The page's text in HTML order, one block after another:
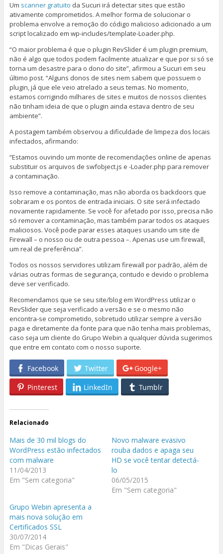
Um scanner gratuito da Sucuri irá detectar sites que estão
ativamente comprometidos. A melhor forma de solucionar o
problema envolve a remoção do código malicioso adicionado a um
script localizado em wp-includes/template-Loader.php.
“O maior problema é que o plugin RevSlider é um plugin premium,
não é algo que todos podem facilmente atualizar e que por si só se
torna um desastre para o dono do site”, afirmou a Sucuri em seu
último post. “Alguns donos de sites nem sabem que possuem o
plugin, já que ele veio atrelado a seus temas. No momento,
estamos corrigindo milhares de sites e muitos de nossos clientes
não tinham ideia de que o plugin ainda estava dentro de seu
ambiente”.
A postagem também observou a dificuldade de limpeza dos locais
infectados, afirmando:
“Estamos ouvindo um monte de recomendações online de apenas
substituir os arquivos de swfobject.js e -Loader.php para remover
a contaminação.
Isso remove a contaminação, mas não aborda os backdoors que
sobraram e os pontos de entrada iniciais. O site será infectado
novamente rapidamente. Se você for afetado por isso, precisa não
só remover a contaminação, mas também parar todos os ataques
maliciosos. Você pode parar esses ataques usando um site de
Firewall – o nosso ou de outra pessoa –. Apenas use um firewall,
um real de preferência”.
Todos os nossos servidores utilizam firewall por padrão, além de
várias outras formas de segurança, contudo e devido o problema
deve ser verificado.
Recomendamos que se seu site/blog em WordPress utilizar o
RevSlider que seja verificado a versão e se o mesmo não
encontra-se comprometido, sobretudo utilizar sempre a versão
paga e diretamente da fonte para que não tenha mais problemas,
caso seja um cliente do Grupo Webin a qualquer dúvida sugerimos
que entre em contato com o nosso suporte.
Facebook Twitter
Google+
Pinterest
LinkedIn Tumblr
Relacionado
Mais de 30 mil blogs do
WordPress estão infectados
com malware
11/04/2013
Em "Sem categoria"
Novo malware evasivo
rouba dados e apaga seu
HD se você tentar detectá-
lo
06/05/2015
Em "Sem categoria"
Grupo Webin apresenta a
mais nova solução em
Certificados SSL
30/07/2014
Em "Dicas Gerais"